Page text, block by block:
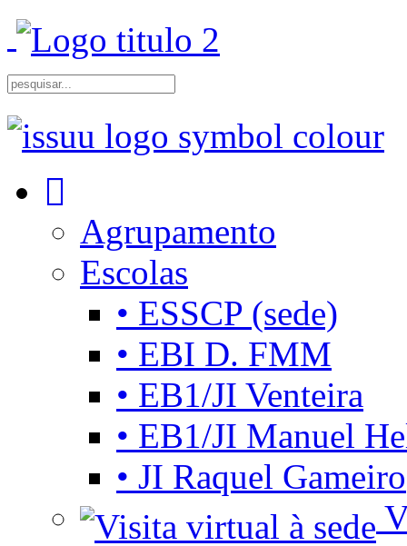
Agrupamento
Escolas
• ESSCP (sede)
• EBI D. FMM
• EB1/JI Venteira
• EB1/JI Manuel
• JI Raquel Gameiro